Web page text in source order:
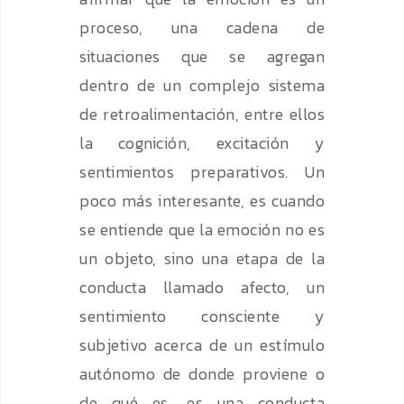
proceso, una cadena de
situaciones que se agregan
dentro de un complejo sistema
de retroalimentación, entre ellos
la cognición, excitación y
sentimientos preparativos. Un
poco más interesante, es cuando
se entiende que la emoción no es
un objeto, sino una etapa de la
conducta llamado afecto, un
sentimiento consciente y
subjetivo acerca de un estímulo
autónomo de donde proviene o